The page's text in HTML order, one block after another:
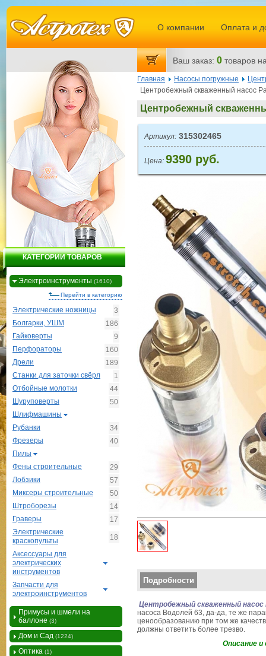
Главная Насосы погружные
Центробежный скваженный насос
Центробежный
Артикул: 315302465
Цена: 9390 руб.
Вертикальные вкладки
Подробности
Центробежный скваженный насос
насоса Водолей 63, да-да, те же
ценообразованию при том же
должны ответить более трезво.
Описание и
КАТЕГОРИИ ТОВАРОВ
Электроинструменты (1610)
Перейти в категорию
Электрические ножницы
3
Болгарки, УШМ
186
Гайковерты
9
Перфораторы
160
Дрели
189
Станки для заточки свёрл
1
Отбойные молотки
44
Шуруповерты
50
Шлифмашины
Рубанки
34
Фрезеры
40
Пилы
Фены строительные
29
Лобзики
57
Миксеры строительные
50
Штроборезы
14
Граверы
17
Электрические
краскопульты
18
Аксессуары для
электрических
инструментов
Запчасти для
электроинструментов
Примусы и шмели на
баллоне (3)
Дом и Сад (1224)
Оптика (1)
О компании Оплата и
Ваш заказ: 0 товаров